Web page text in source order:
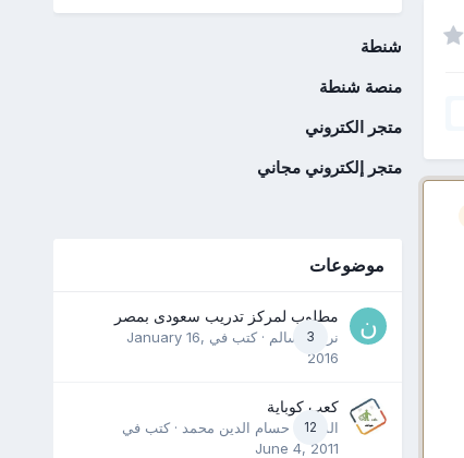
شنطة
منصة شنطة
متجر الكتروني
متجر إلكتروني مجاني
موضوعات
3
مطلوب لمركز تدريب سعودى بمصر
نرمين سالم · كتب في January 16,
2016
12
كعب كوباية
المدرب حسام الدين محمد · كتب في
June 4, 2011